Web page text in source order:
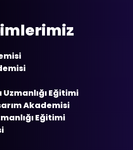
Eğitimi
Akademisi
Eğitimi